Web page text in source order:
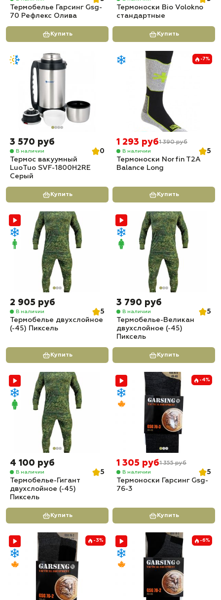
Термобелье Гарсинг Gsg-
70 Рефлекс Олива
Купить
Термоноски Bio Volokno
стандартные
Купить
3 570 руб
В наличии
0
Термос вакуумный
LuoTuo SVF-1800H2RE
Серый
Купить
-7%
1 293 руб1 390 руб
В наличии
5
Термоноски Norfin T2A
Balance Long
Купить
2 905 руб
В наличии
5
Термобелье двухслойное
(-45) Пиксель
Купить
3 790 руб
В наличии
5
Термобелье-Великан
двухслойное (-45)
Пиксель
Купить
4 100 руб
В наличии
5
Термобелье-Гигант
двухслойное (-45)
Пиксель
Купить
-4%
1 305 руб1 355 руб
В наличии
5
Термоноски Гарсинг Gsg-
76-3
Купить
-3% -6%